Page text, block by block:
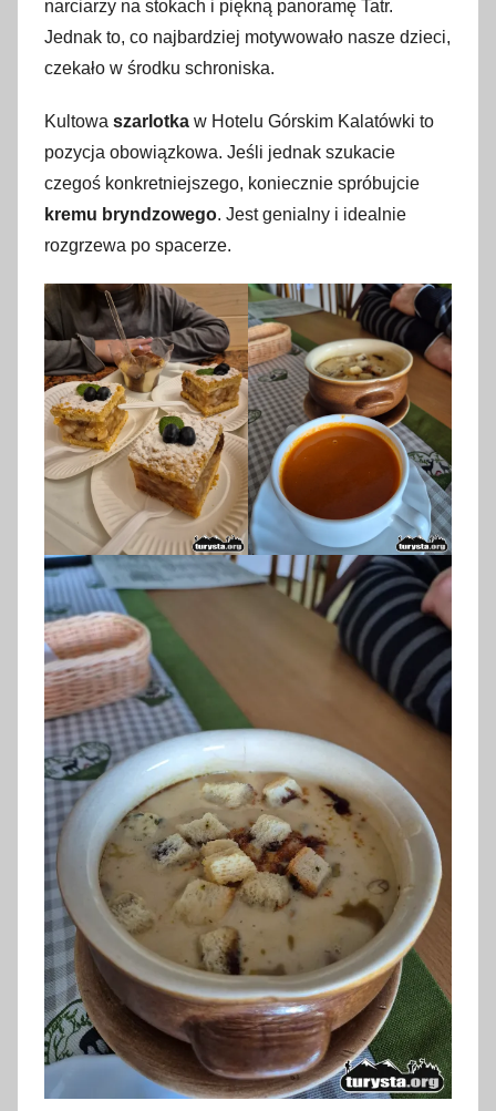
narciarzy na stokach i piękną panoramę Tatr.
Jednak to, co najbardziej motywowało nasze dzieci,
czekało w środku schroniska.
Kultowa szarlotka w Hotelu Górskim Kalatówki to
pozycja obowiązkowa. Jeśli jednak szukacie
czegoś konkretniejszego, koniecznie spróbujcie
kremu bryndzowego. Jest genialny i idealnie
rozgrzewa po spacerze.